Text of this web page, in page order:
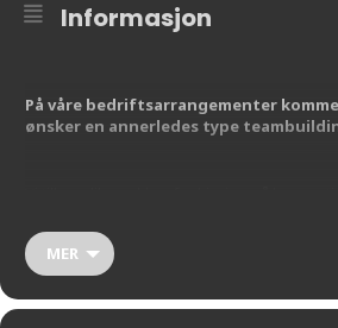
Informasjon
På våre bedriftsarrangementer
ønsker en annerledes type
deres bedrift, om det skulle være en
banen, overnatting på et nærliggende
opplevelser, eller et dagsbesøk.
MER